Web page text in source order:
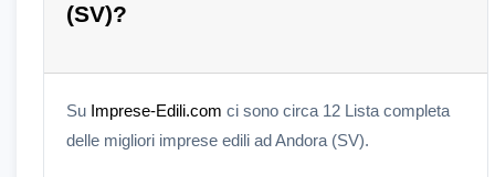
(SV)?
Su Imprese-Edili.com ci sono circa 12 Lista completa
delle migliori imprese edili ad Andora (SV).